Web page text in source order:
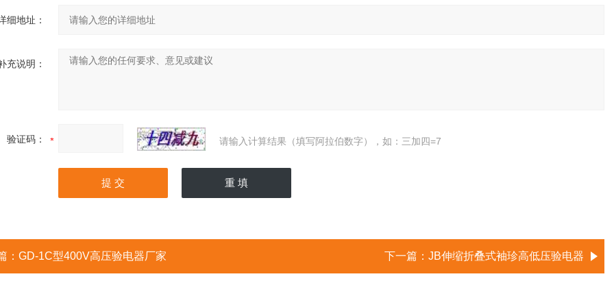
细地址：
充说明：
验证码： 请输入计算结果（填写阿拉伯数字），如：三加四=7
： GD-1C型400V高压验电器厂家 下一篇： JB伸缩折叠式袖珍高低压验电器